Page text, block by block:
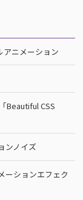
アニメーション
Beautiful CSS
ンノイズ
ーションエフェク